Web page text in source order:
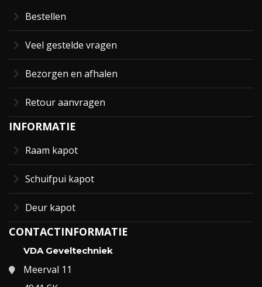
Bestellen
Veel gestelde vragen
Bezorgen en afhalen
Retour aanvragen
INFORMATIE
Raam kapot
Schuifpui kapot
Deur kapot
CONTACTINFORMATIE
VDA Geveltechniek
Meerval 11